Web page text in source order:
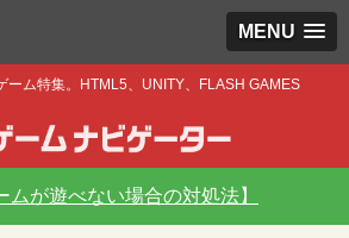
MENU
ーム特集。HTML5、UNITY、FLASH GAMES
ムが遊べない場合の対処法】